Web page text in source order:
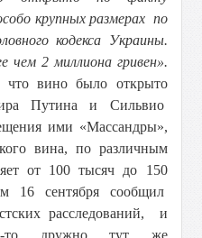
крупных размерах по
кодекса Украины.
чем 2 миллиона гривен».
что вино было открыто
Путина и Сильвио
ими «Массандры»,
вина, по различным
от 100 тысяч до 150
16 сентября сообщил
расследований, и
то дружно тут же